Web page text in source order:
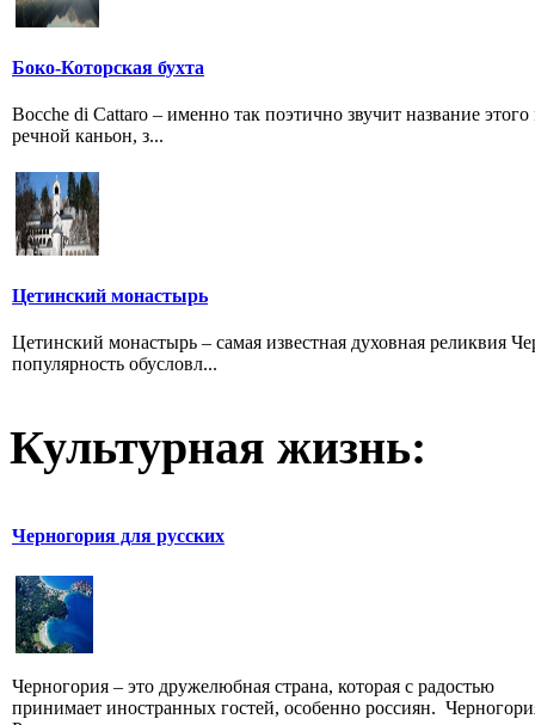
Боко-Которская бухта
Bocche di Cattaro – именно так поэтично звучит название
речной каньон, з...
Цетинский монастырь
Цетинский монастырь – самая известная духовная реликвия
популярность обусловл...
Культурная жизнь:
Черногория для русских
Черногория – это дружелюбная страна, которая с радостью
принимает иностранных гостей, особенно россиян.